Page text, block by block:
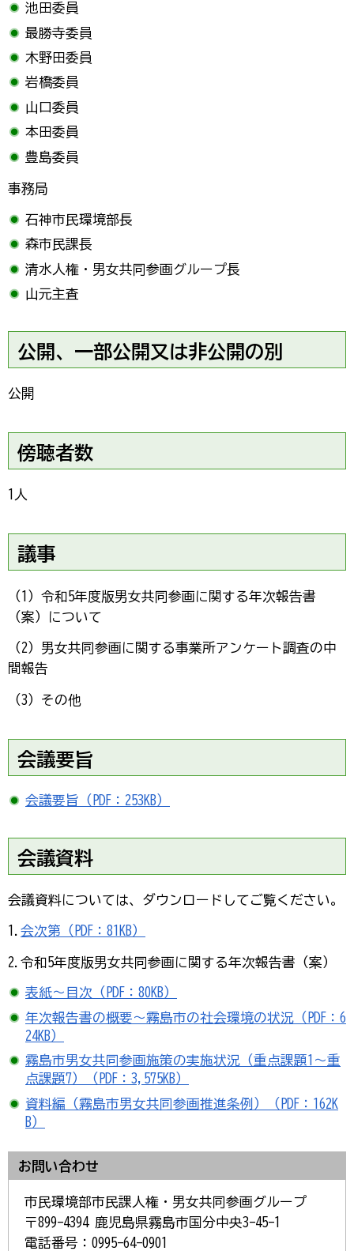
池田委員
最勝寺委員
木野田委員
岩橋委員
山口委員
本田委員
豊島委員
事務局
石神市民環境部長
森市民課長
清水人権・男女共同参画グループ長
山元主査
公開、一部公開又は非公開の別
公開
傍聴者数
1人
議事
（1）令和5年度版男女共同参画に関する年次報告書
（案）について
（2）男女共同参画に関する事業所アンケート調査の中
間報告
（3）その他
会議要旨
会議要旨（PDF：253KB）
会議資料
会議資料については、ダウンロードしてご覧ください。
1. 会次第（PDF：81KB）
2.令和5年度版男女共同参画に関する年次報告書（案）
表紙～目次（PDF：80KB）
年次報告書の概要～霧島市の社会環境の状況（PDF：6
24KB）
霧島市男女共同参画施策の実施状況（重点課題1～重
点課題7）（PDF：3,575KB）
資料編（霧島市男女共同参画推進条例）（PDF：162K
B）
お問い合わせ
市民環境部市民課人権・男女共同参画グループ
〒899-4394 鹿児島県霧島市国分中央3-45-1
電話番号：0995-64-0901